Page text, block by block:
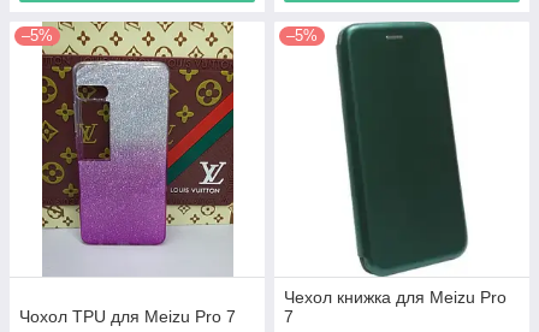
–5%
Чохол TPU для Meizu Pro 7
–5%
Чехол книжка для Meizu Pro
7